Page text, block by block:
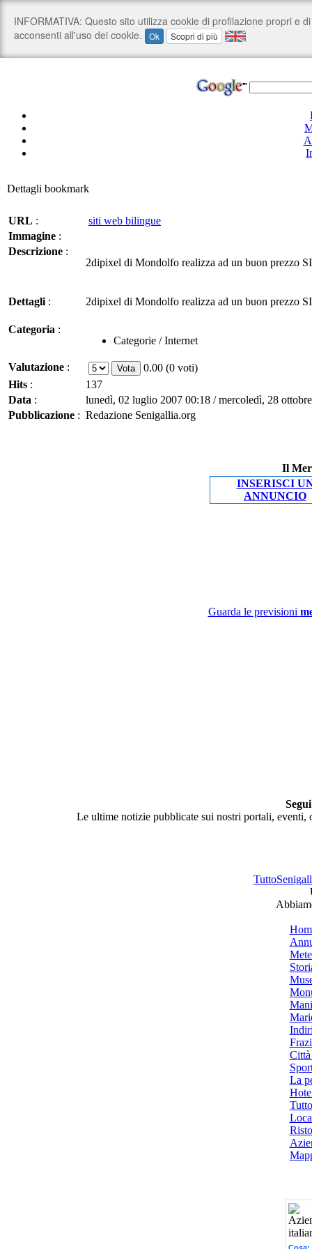
Dettagli bookmark
URL :
siti web bilingue
Immagine :
Descrizione :
2dipixel di Mondolfo realizza ad un buon prezzo
Dettagli : 2dipixel di Mondolfo realizza ad un buon prezzo
Categoria :
Categorie / Internet
Valutazione :
0.00 (0 voti)
Hits :
137
Data :
lunedì, 02 luglio 2007 00:18 / mercoledì, 28
Pubblicazione : Redazione Senigallia.org
Il
INSERISCI
ANNUNCIO
Guarda le previsioni
Le ultime notizie pubblicate sui nostri portali,
Città
La